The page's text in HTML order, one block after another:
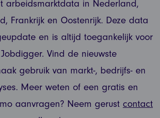
arbeidsmarktdata in Nederland,
Frankrijk en Oostenrijk. Deze data
en is altijd toegankelijk voor
Vind de nieuwste
gebruik van markt-, bedrijfs- en
Meer weten of een gratis en
aanvragen? Neem gerust contact